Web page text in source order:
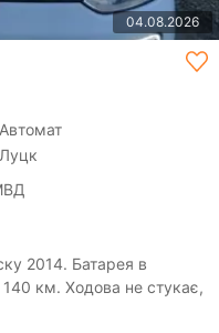
04.08.2026
Автомат
Луцк
2014. Батарея в
км. Ходова не стукає,